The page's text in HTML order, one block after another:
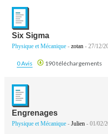
Six Sigma
Physique et Mécanique - zotan- 27/12/
0 Avis 190 téléchargements
Engrenages
Physique et Mécanique - Julien- 01/02/